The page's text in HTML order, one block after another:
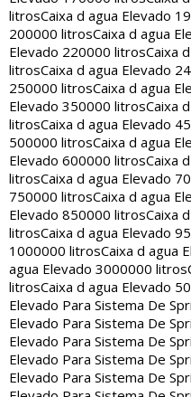
litrosCaixa d agua Elevado
200000 litrosCaixa d agua
Elevado 220000 litrosCaixa
litrosCaixa d agua Elevado
250000 litrosCaixa d agua
Elevado 350000 litrosCaixa
litrosCaixa d agua Elevado
500000 litrosCaixa d agua
Elevado 600000 litrosCaixa
litrosCaixa d agua Elevado
750000 litrosCaixa d agua
Elevado 850000 litrosCaixa
litrosCaixa d agua Elevado
1000000 litrosCaixa d agua
agua Elevado 3000000 litros
litrosCaixa d agua Elevado
Elevado Para Sistema De
Elevado Para Sistema De
Elevado Para Sistema De
Elevado Para Sistema De
Elevado Para Sistema De